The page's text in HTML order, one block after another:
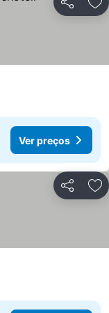
Partilhar
Ver preços
Partilhar